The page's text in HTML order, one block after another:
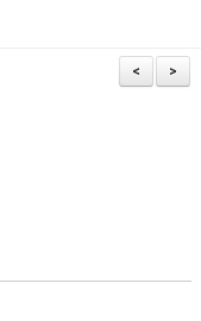
>
<